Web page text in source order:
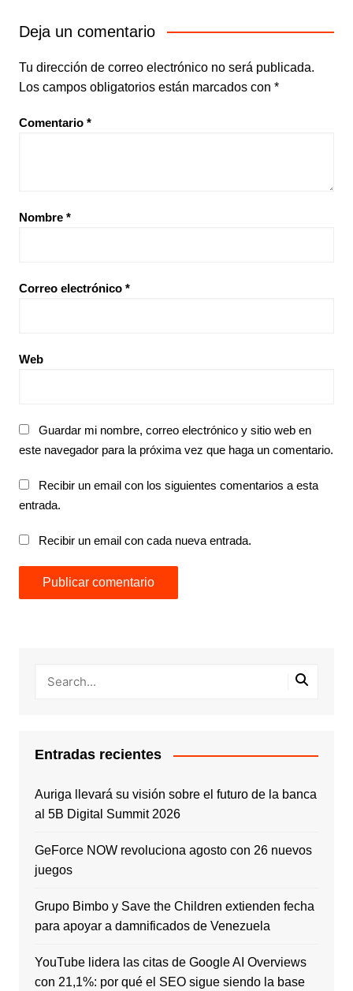
Deja un comentario
Tu dirección de correo electrónico no será publicada.
Los campos obligatorios están marcados con *
Comentario *
Nombre *
Correo electrónico *
Web
Guardar mi nombre, correo electrónico y sitio web en
este navegador para la próxima vez que haga un comentario.
Recibir un email con los siguientes comentarios a esta
entrada.
Recibir un email con cada nueva entrada.
Entradas recientes
Auriga llevará su visión sobre el futuro de la banca
al 5B Digital Summit 2026
GeForce NOW revoluciona agosto con 26 nuevos
juegos
Grupo Bimbo y Save the Children extienden fecha
para apoyar a damnificados de Venezuela
YouTube lidera las citas de Google AI Overviews
con 21,1%: por qué el SEO sigue siendo la base